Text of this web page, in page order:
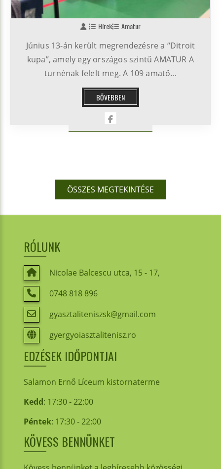
Hírek Amatur
Június 13-án került megrendezésre a “Ditroit
kupa”, amely egy országos szintű AMATUR A
turnénak felelt meg. A 109 amatő...
BŐVEBBEN
ÖSSZES MEGTEKINTÉSE
RÓLUNK
Nicolae Balcescu utca, 15 - 17,
0748 818 896
gyasztaliteniszsk@gmail.com
gyergyoiasztalitenisz.ro
EDZÉSEK IDŐPONTJAI
Salamon Ernő Líceum kistornaterme
Kedd: 17:30 - 22:00
Péntek: 17:30 - 22:00
KÖVESS BENNÜNKET